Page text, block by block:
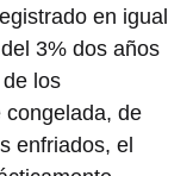
en igual
3% dos años
los
congelada, de
enfriados, el